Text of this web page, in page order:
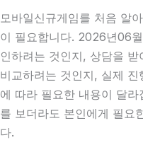
모바일신규게임를 처음 알
이 필요합니다. 2026년06
인하려는 것인지, 상담을
비교하려는 것인지, 실제
에 따라 필요한 내용이 달
를 보더라도 본인에게 필요
다.